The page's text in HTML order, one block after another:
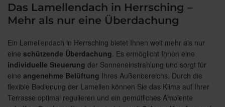
Das Lamellendach in Herrsching –
Mehr als nur eine Überdachung
Ein Lamellendach in Herrsching bietet Ihnen weit mehr als nur
eine schützende Überdachung . Es ermöglicht Ihnen eine
individuelle Steuerung der Sonneneinstrahlung und sorgt für
eine angenehme Belüftung Ihres Außenbereichs. Durch die
flexible Bedienung der Lamellen können Sie das Klima auf Ihrer
Terrasse optimal regulieren und ein gemütliches Ambiente